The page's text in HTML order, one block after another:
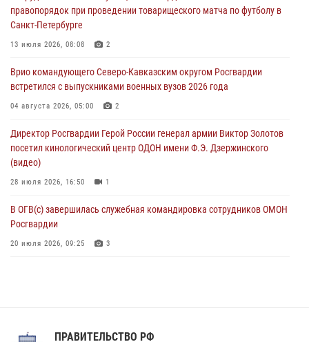
09 августа 2026, 04:00
Росгвардейцы провели патриотическое занятие для детей на
08 августа 2026, 14:10 3
В ЛНР росгвардейцы провели тренировку по единоборствам для
08 августа 2026, 13:00
правопорядок при проведении товарищеского матча по футболу в
Санкт-Петербурге
13 июля 2026, 08:08 2
Врио командующего Северо-Кавказским округом Росгвардии
встретился с выпускниками военных вузов 2026 года
04 августа 2026, 05:00 2
Директор Росгвардии Герой России генерал армии Виктор Золотов
посетил кинологический центр ОДОН имени Ф.Э. Дзержинского
(видео)
28 июля 2026, 16:50 1
В ОГВ(с) завершилась служебная командировка сотрудников ОМОН
Росгвардии
20 июля 2026, 09:25 3
ПРАВИТЕЛЬСТВО РФ